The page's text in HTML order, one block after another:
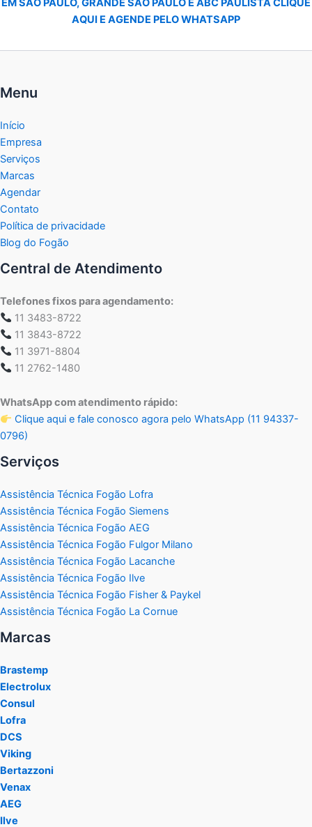
EM SÃO PAULO, GRANDE SÃO PAULO E ABC PAULISTA CLIQUE
AQUI E AGENDE PELO WHATSAPP
Menu
Início
Empresa
Serviços
Marcas
Agendar
Contato
Política de privacidade
Blog do Fogão
Central de Atendimento
Telefones fixos para agendamento:
11 3483-8722
11 3843-8722
11 3971-8804
11 2762-1480
WhatsApp com atendimento rápido:
Clique aqui e fale conosco agora pelo WhatsApp (11 94337-
0796)
Serviços
Assistência Técnica Fogão Lofra
Assistência Técnica Fogão Siemens
Assistência Técnica Fogão AEG
Assistência Técnica Fogão Fulgor Milano
Assistência Técnica Fogão Lacanche
Assistência Técnica Fogão Ilve
Assistência Técnica Fogão Fisher & Paykel
Assistência Técnica Fogão La Cornue
Marcas
Brastemp
Electrolux
Consul
Lofra
DCS
Viking
Bertazzoni
Venax
AEG
Ilve